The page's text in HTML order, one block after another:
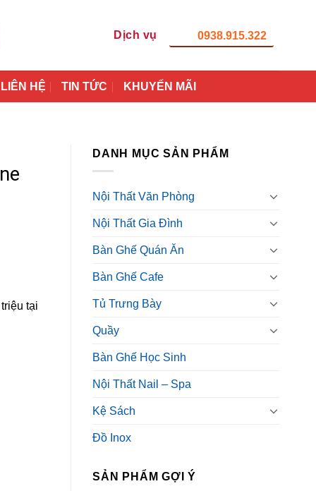
Dịch vụ 0938.915.322
LIÊN HỆ TIN TỨC KHUYẾN MÃI
DANH MỤC SẢN PHẨM
Nội Thất Văn Phòng
Nội Thất Gia Đình
Bàn Ghế Quán Ăn
Bàn Ghế Cafe
Tủ Trưng Bày
Quầy
Bàn Ghế Học Sinh
Nội Thất Nail – Spa
Kệ Sách
Đồ Inox
SẢN PHẨM GỢI Ý
tại